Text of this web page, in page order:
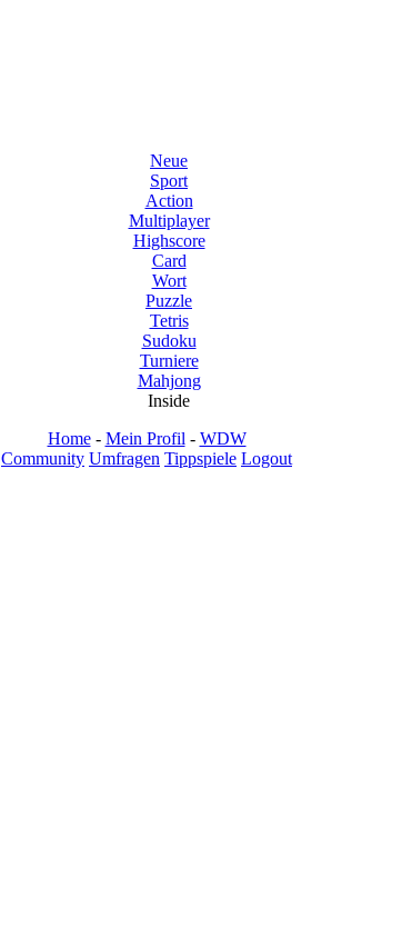
Neue
Sport
Action
Multiplayer
Highscore
Card
Wort
Puzzle
Tetris
Sudoku
Turniere
Mahjong
Inside
Home- Mein Profil - WDW
Community Umfragen Tippspiele Logout